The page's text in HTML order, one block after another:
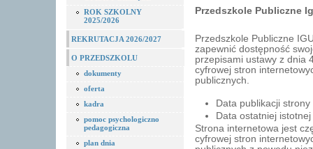
ROK SZKOLNY
2025/2026
REKRUTACJA 2026/2027
O PRZEDSZKOLU
dokumenty
oferta
kadra
pomoc psychologiczno
pedagogiczna
plan dnia
Przedszkole Publiczne
Przedszkole Publiczne
zapewnić dostępność
przepisami ustawy z dnia
cyfrowej stron
publicznych.
Data publikacji
Data ostatniej
Strona internetowa jest
cyfrowej stron